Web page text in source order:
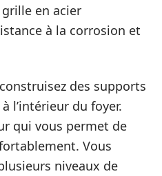
en acier
à la corrosion et
des supports
l’intérieur du foyer.
qui vous permet de
Vous
niveaux de